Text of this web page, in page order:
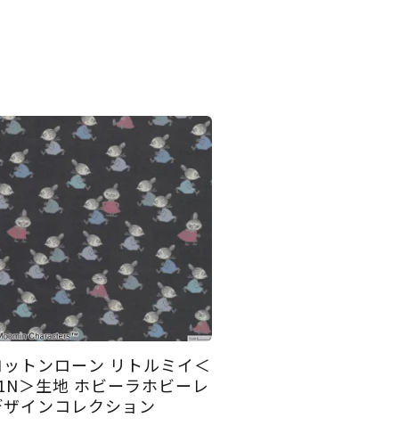
ットンローン リトルミイ＜
＞生地 ホビーラホビーレ
ザインコレクション